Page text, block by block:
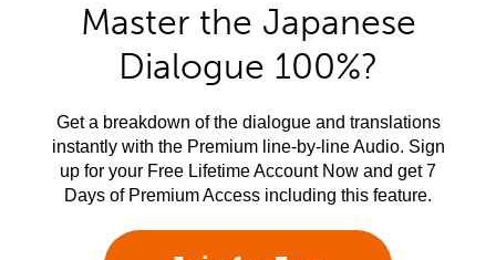
Master the Japanese
Dialogue 100%?
Get a breakdown of the dialogue and translations
instantly with the Premium line-by-line Audio. Sign
up for your Free Lifetime Account Now and get 7
Days of Premium Access including this feature.